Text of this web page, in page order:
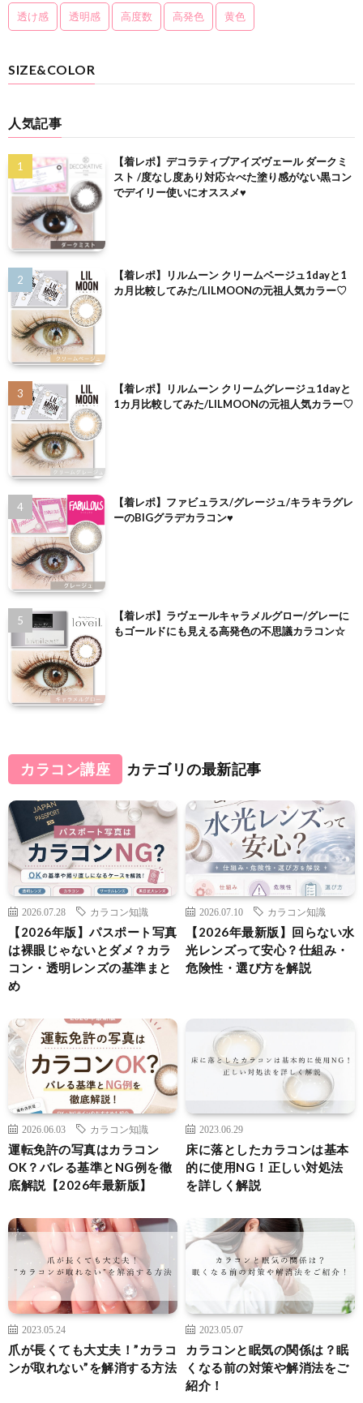
透け感 透明感 高度数 高発色 黄色
SIZE&COLOR
人気記事
【着レポ】デコラティブアイズヴェール ダークミ
スト /度なし度あり対応☆べた塗り感がない黒コン
でデイリー使いにオススメ♥
【着レポ】リルムーン クリームベージュ1dayと1
カ月比較してみた/LILMOONの元祖人気カラー♡
【着レポ】リルムーン クリームグレージュ1dayと
1カ月比較してみた/LILMOONの元祖人気カラー♡
【着レポ】ファビュラス/グレージュ/キラキラグレ
ーのBIGグラデカラコン♥
【着レポ】ラヴェールキャラメルグロー/グレーに
もゴールドにも見える高発色の不思議カラコン☆
カラコン講座 カテゴリの最新記事
2026.07.28 カラコン知識
【2026年版】パスポート写真
は裸眼じゃないとダメ？カラ
コン・透明レンズの基準まと
め
2026.07.10 カラコン知識
【2026年最新版】回らない水
光レンズって安心？仕組み・
危険性・選び方を解説
2026.06.03 カラコン知識
運転免許の写真はカラコン
OK？バレる基準とNG例を徹
底解説【2026年最新版】
2023.06.29
床に落としたカラコンは基本
的に使用NG！正しい対処法
を詳しく解説
2023.05.24
爪が長くても大丈夫！”カラコ
ンが取れない”を解消する方法
2023.05.07
カラコンと眠気の関係は？眠
くなる前の対策や解消法をご
紹介！